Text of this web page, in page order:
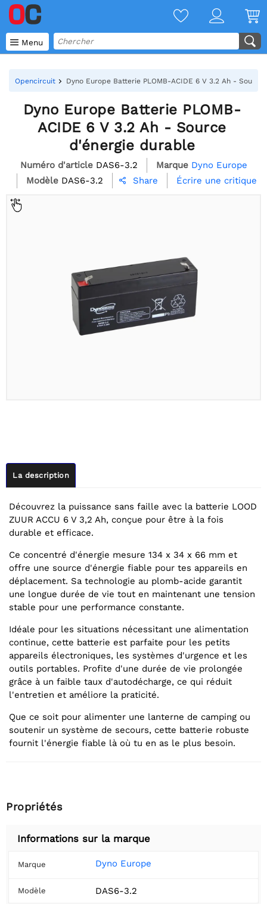
 Menu
Opencircuit Dyno Europe Batterie PLOMB-ACIDE 6 V 3.2 Ah -
Dyno Europe Batterie PLOMB-
ACIDE 6 V 3.2 Ah - Source
d'énergie durable
Numéro d'article DAS6-3.2 Marque Dyno Europe
Modèle DAS6-3.2  Share Écrire une critique
La description
Découvrez la puissance sans faille avec la batterie LOOD
ZUUR ACCU 6 V 3,2 Ah, conçue pour être à la fois
durable et efficace.
Ce concentré d'énergie mesure 134 x 34 x 66 mm et
offre une source d'énergie fiable pour tes appareils en
déplacement. Sa technologie au plomb-acide garantit
une longue durée de vie tout en maintenant une tension
stable pour une performance constante.
Idéale pour les situations nécessitant une alimentation
continue, cette batterie est parfaite pour les petits
appareils électroniques, les systèmes d'urgence et les
outils portables. Profite d'une durée de vie prolongée
grâce à un faible taux d'autodécharge, ce qui réduit
l'entretien et améliore la praticité.
Que ce soit pour alimenter une lanterne de camping ou
soutenir un système de secours, cette batterie robuste
fournit l'énergie fiable là où tu en as le plus besoin.
Propriétés
Informations sur la marque
Marque Dyno Europe
Modèle DAS6-3.2